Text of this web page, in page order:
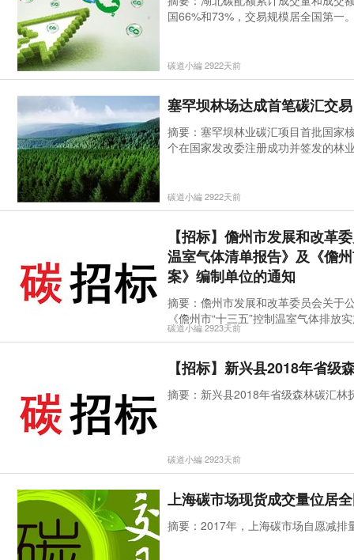
国66%和73%，交易规模居全国第一
碳道小編 2922天前
塞罕坝林场达成首笔碳汇交易
摘要：塞罕坝林业碳汇项目首批国家
个在国家发改委注册成功并签发的林
碳道小編 2922天前
【招标】儋州市发展和改革
温室气体清单报告》及《儋
案》编制单位的通知
摘要：儋州市发展和改革委员会关于
《儋州市“十三五”控制温室气体排放
碳道小編 2923天前
【招标】新兴县2018年省级
摘要：新兴县2018年省级森林碳汇林
碳道小編 2923天前
上海碳市场现货成交量位居
摘要：2017年，上海碳市场自愿减